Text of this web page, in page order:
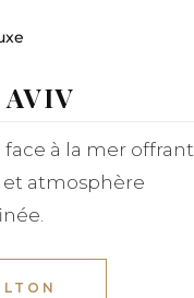
à la mer offrant
atmosphère